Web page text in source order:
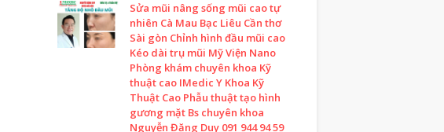
Sửa mũi nâng sống mũi cao tự
nhiên Cà Mau Bạc Liêu Cần thơ
Sài gòn Chỉnh hình đầu mũi cao
Kéo dài trụ mũi Mỹ Viện Nano
Phòng khám chuyên khoa Kỹ
thuật cao IMedic Y Khoa Kỹ
Thuật Cao Phẫu thuật tạo hình
gương mặt Bs chuyên khoa
Nguyễn Đặng Duy 091 944 94 59